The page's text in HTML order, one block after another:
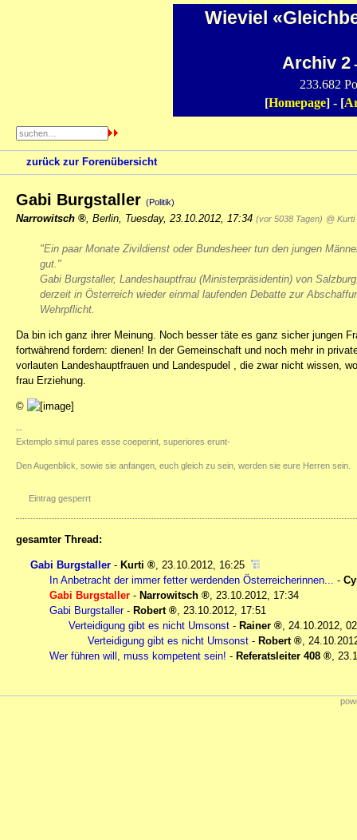
Wieviel
Archiv 2
233.682
[Homepage] - [
zurück zur Forenübersicht
Gabi Burgstaller (Politik)
Narrowitsch Berlin Tuesday, 23.10.2012, 17:34 (vor 5038 Tagen) @ Kurti
"Ein paar Monate Zivildienst oder Bundesheer tun den jungen
gut."
Gabi Burgstaller, Landeshauptfrau (Ministerpräsidentin) von
derzeit in Österreich wieder einmal laufenden Debatte zur
Wehrpflicht.
Da bin ich ganz ihrer Meinung. Noch besser täte es ganz sicher jungen
fortwährend fordern: dienen! In der Gemeinschaft und noch mehr in
vorlauten Landeshauptfrauen und Landespudel , die zwar nicht wissen,
frau Erziehung.
©
--
Extemplo simul pares esse coeperint, superiores erunt-
Den Augenblick, sowie sie anfangen, euch gleich zu sein, werden sie eure Herren sein.
Eintrag gesperrt
gesamter Thread:
Gabi Burgstaller - Kurti , 23.10.2012, 16:25
In Anbetracht der immer fetter werdenden Österreicherinnen... -
Gabi Burgstaller - Narrowitsch , 23.10.2012, 17:34
Gabi Burgstaller- Robert , 23.10.2012, 17:51
Verteidigung gibt es nicht Umsonst - Rainer , 24.10.2012,
Verteidigung gibt es nicht Umsonst - Robert ,
Wer führen will, muss kompetent sein! - Referatsleiter 408 ,